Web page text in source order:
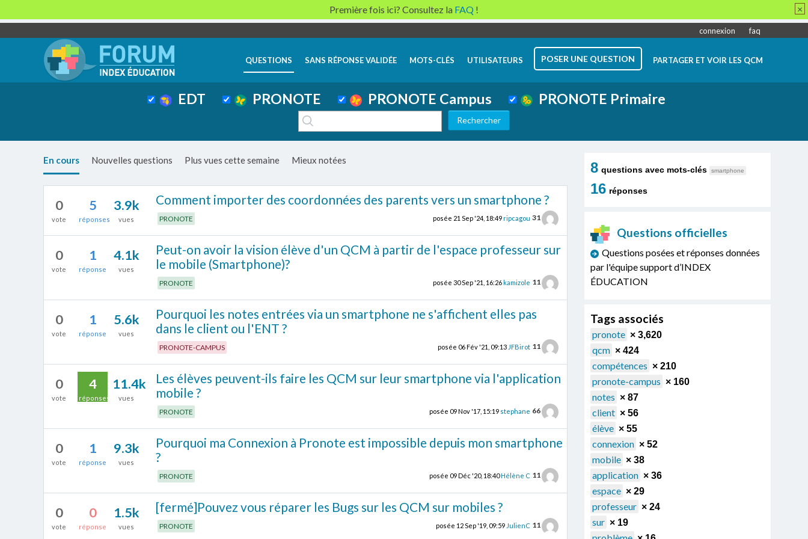
connexion faq
QUESTIONS SANS RÉPONSE VALIDÉE MOTS-CLÉS UTILISATEURS POSER UNE QUESTION PARTAGER ET VOIR LES QCM
EDT PRONOTE PRONOTE Campus PRONOTE Primaire
En cours Nouvelles questions Plus vues cette semaine Mieux notées
0
vote
5
réponses
3.9k
vues
Comment importer des coordonnées des parents vers un smartphone ?
PRONOTE posée 21 Sep '24, 18:49ripcagou 31
0
vote
1
réponse
4.1k
vues
Peut-on avoir la vision élève d'un QCM à partir de l'espace professeur sur
le mobile (Smartphone)?
PRONOTE posée30 Sep '21, 16:26kamizole 11
0
vote
1
réponse
5.6k
vues
Pourquoi les notes entrées via un smartphone ne s'affichent elles pas
dans le client ou l'ENT ?
PRONOTE-CAMPUS posée 06 Fév '21, 09:13 JFBirot 11
0
vote
4
réponses
11.4k
vues
Les élèves peuvent-ils faire les QCM sur leur smartphone via l'application
mobile ?
PRONOTE posée 09 Nov '17, 15:19 stephane 66
0
vote
1
réponse
9.3k
vues
Pourquoi ma Connexion à Pronote est impossible depuis mon smartphone
?
PRONOTE posée 09 Déc '20, 18:40Hélène C 11
0
vote
0
réponse
1.5k
vues
[fermé]Pouvez vous réparer les Bugs sur les QCM sur mobiles ?
PRONOTE posée 12 Sep '19, 09:59 JulienC 11
8 questions avec mots-clés smartphone
16 réponses
Questions officielles
Questions posées et réponses données
par l'équipe support d’INDEX
ÉDUCATION
Tags associés
pronote × 3,620
qcm × 424
compétences × 210
pronote-campus × 160
notes × 87
client × 56
élève × 55
connexion × 52
mobile × 38
application × 36
espace × 29
professeur × 24
sur × 19
Première fois ici? Consultez la FAQ ! ×